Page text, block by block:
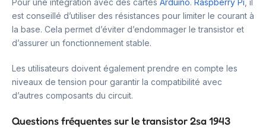
Pour une intégration avec des cartes Arduino. Raspberry Pi , il
est conseillé d’utiliser des résistances pour limiter le courant à
la base. Cela permet d’éviter d’endommager le transistor et
d’assurer un fonctionnement stable.
Les utilisateurs doivent également prendre en compte les
niveaux de tension pour garantir la compatibilité avec
d’autres composants du circuit.
Questions fréquentes sur le transistor 2sa 1943